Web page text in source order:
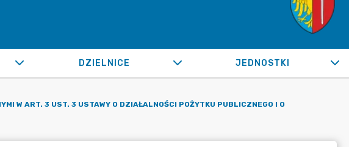
DZIELNICE JEDNOSTKI
W ART. 3 UST. 3 USTAWY O DZIAŁALNOŚCI POŻYTKU PUBLICZNEGO I O